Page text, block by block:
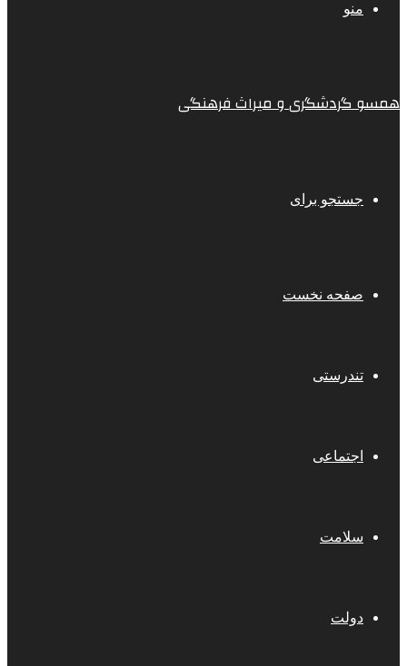
منو
همسو گردشگری و میراث فرهنگی
جستجو برای
صفحه نخست
تندرستی
اجتماعی
سلامت
دولت